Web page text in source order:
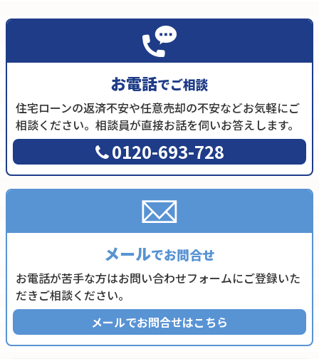
お電話でご相談
住宅ローンの返済不安や任意売却の不安などお気軽にご
相談ください。相談員が直接お話を伺いお答えします。
0120-693-728
メールでお問合せ
お電話が苦手な方はお問い合わせフォームにご登録いた
だきご相談ください。
メールでお問合せはこちら